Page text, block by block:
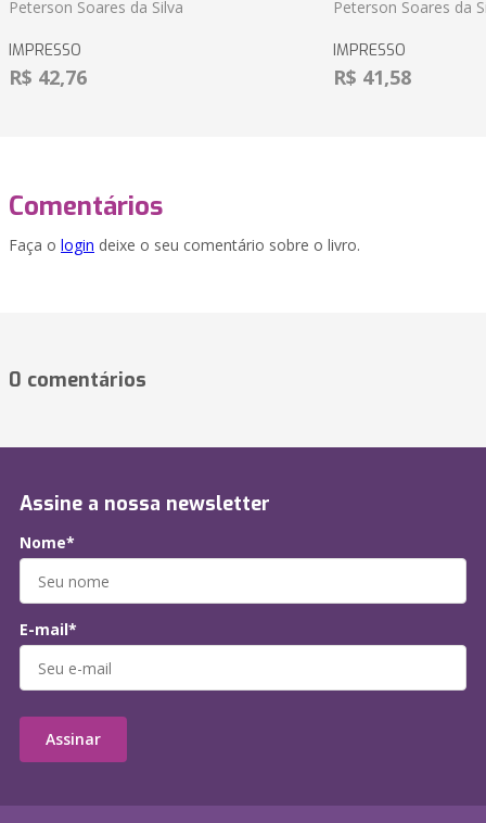
Peterson Soares da Silva
IMPRESSO
R$ 42,76
Peterson Soares da
IMPRESSO
R$ 41,58
Comentários
Faça o login deixe o seu comentário sobre o livro.
0 comentários
Assine a nossa newsletter
Nome*
E-mail*
Assinar